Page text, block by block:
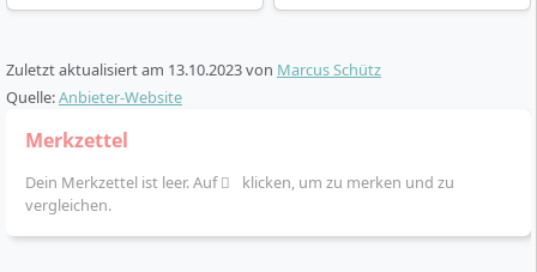
Zuletzt aktualisiert am 13.10.2023von Marcus Schütz
Quelle:Anbieter-Website
Merkzettel
Dein Merkzettel ist leer. Auf
klicken, um zu merken und zu
vergleichen.